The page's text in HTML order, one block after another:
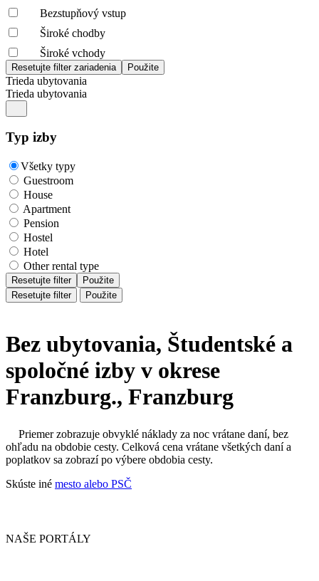
Bezstupňový vstup
Široké chodby
Široké vchody
Trieda ubytovania
Trieda ubytovania
Typ izby
Všetky typy
Guestroom
House
Apartment
Pension
Hostel
Hotel
Other rental type
Resetujte filter
Použite
Resetujte filter
Použite
Bez ubytovania, Študentské a
spoločné izby v okrese
Franzburg., Franzburg
Priemer zobrazuje obvyklé náklady za noc vrátane daní, bez
ohľadu na obdobie cesty. Celková cena vrátane všetkých daní a
poplatkov sa zobrazí po výbere obdobia cesty.
Skúste iné mesto alebo PSČ
NAŠE PORTÁLY